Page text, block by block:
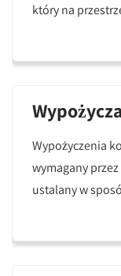
który na
Wypożyczenia
wymagany
ustalany w